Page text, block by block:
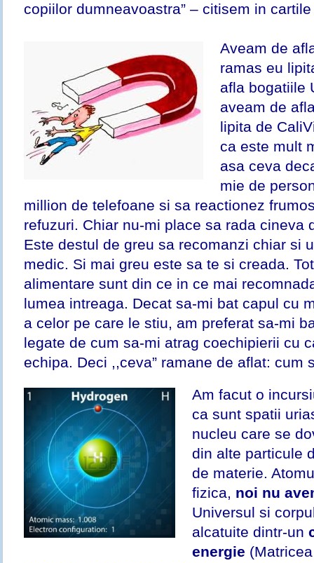
copiilor dumneavoastra” – citisem in
Aveam de
ramas eu
afla bogatiile
aveam de
lipita de
ca este mult
asa ceva
mie de
million de telefoane si sa reactionez
refuzuri. Chiar nu-mi place sa rada cineva
Este destul de greu sa recomanzi chiar si
medic. Si mai greu este sa te si creada.
alimentare sunt din ce in ce mai
lumea intreaga. Decat sa-mi bat capul cu
a celor pe care le stiu, am preferat sa-mi
legate de cum sa-mi atrag coechipierii cu
echipa. Deci ,,ceva” ramane de aflat: cum
Am facut o
ca sunt spatii
nucleu care se
din alte particule
de materie.
fizica, noi nu
Universul si
alcatuite dintr-un
energie